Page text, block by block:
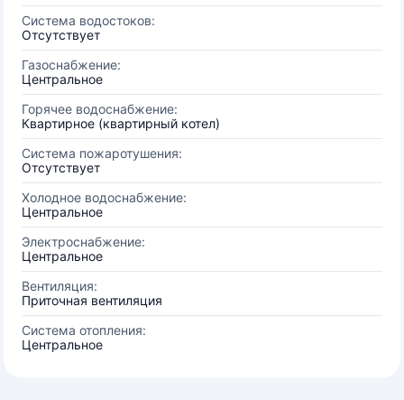
Система водостоков:
Отсутствует
Газоснабжение:
Центральное
Горячее водоснабжение:
Квартирное (квартирный котел)
Система пожаротушения:
Отсутствует
Холодное водоснабжение:
Центральное
Электроснабжение:
Центральное
Вентиляция:
Приточная вентиляция
Система отопления:
Центральное